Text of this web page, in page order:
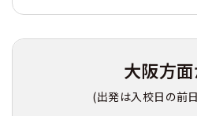
大阪方
(出発は入校日の前